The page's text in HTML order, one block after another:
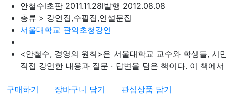
안철수l초판 2011.11.28l발행 2012.08.08
총류 > 강연집,수필집,연설문집
서울대학교 관악초청강연
<안철수, 경영의 원칙>은 서울대학교 교수와 학생들, 시
직접 강연한 내용과 질문 · 답변을 담은 책이다. 이 책에
구매하기 장바구니 담기 관심상품 담기